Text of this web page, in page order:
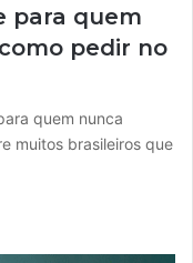
para quem
pedir no
quem nunca
muitos brasileiros que